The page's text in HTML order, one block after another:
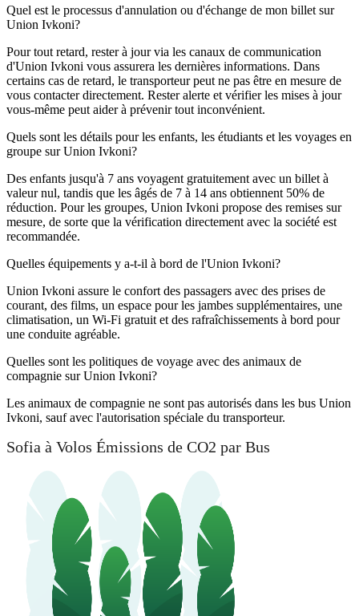
Quel est le processus d'annulation ou d'échange de mon billet sur
Union Ivkoni?
Pour tout retard, rester à jour via les canaux de communication
d'Union Ivkoni vous assurera les dernières informations. Dans
certains cas de retard, le transporteur peut ne pas être en mesure de
vous contacter directement. Rester alerte et vérifier les mises à jour
vous-même peut aider à prévenir tout inconvénient.
Quels sont les détails pour les enfants, les étudiants et les voyages en
groupe sur Union Ivkoni?
Des enfants jusqu'à 7 ans voyagent gratuitement avec un billet à
valeur nul, tandis que les âgés de 7 à 14 ans obtiennent 50% de
réduction. Pour les groupes, Union Ivkoni propose des remises sur
mesure, de sorte que la vérification directement avec la société est
recommandée.
Quelles équipements y a-t-il à bord de l'Union Ivkoni?
Union Ivkoni assure le confort des passagers avec des prises de
courant, des films, un espace pour les jambes supplémentaires, une
climatisation, un Wi-Fi gratuit et des rafraîchissements à bord pour
une conduite agréable.
Quelles sont les politiques de voyage avec des animaux de
compagnie sur Union Ivkoni?
Les animaux de compagnie ne sont pas autorisés dans les bus Union
Ivkoni, sauf avec l'autorisation spéciale du transporteur.
Sofia à Volos Émissions de CO2 par Bus